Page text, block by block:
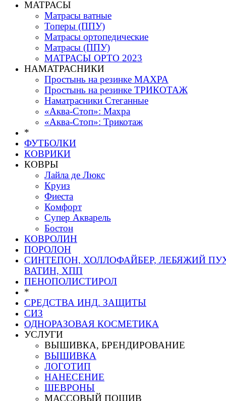
МАТРАСЫ
Матраcы ватные
Топеры (ППУ)
Матрасы ортопедические
Матрасы (ППУ)
МАТРАСЫ ОРТО 2023
НАМАТРАСНИКИ
Простынь на резинке МАХРА
Простынь на резинке ТРИКОТАЖ
Наматрасники Стеганные
«Аква-Стоп»: Махра
«Аква-Стоп»: Трикотаж
*
ФУТБОЛКИ
КОВРИКИ
КОВРЫ
Лайла де Люкс
Круиз
Фиеста
Комфорт
Супер Акварель
Бостон
КОВРОЛИН
ПОРОЛОН
СИНТЕПОН, ХОЛЛОФАЙБЕР, ЛЕБЯЖИЙ
ВАТИН, ХПП
ПЕНОПОЛИСТИРОЛ
*
СРЕДСТВА ИНД. ЗАЩИТЫ
СИЗ
ОДНОРАЗОВАЯ КОСМЕТИКА
УСЛУГИ
ВЫШИВКА, БРЕНДИРОВАНИЕ
ВЫШИВКА
ЛОГОТИП
НАНЕСЕНИЕ
ШЕВРОНЫ
МАССОВЫЙ ПОШИВ